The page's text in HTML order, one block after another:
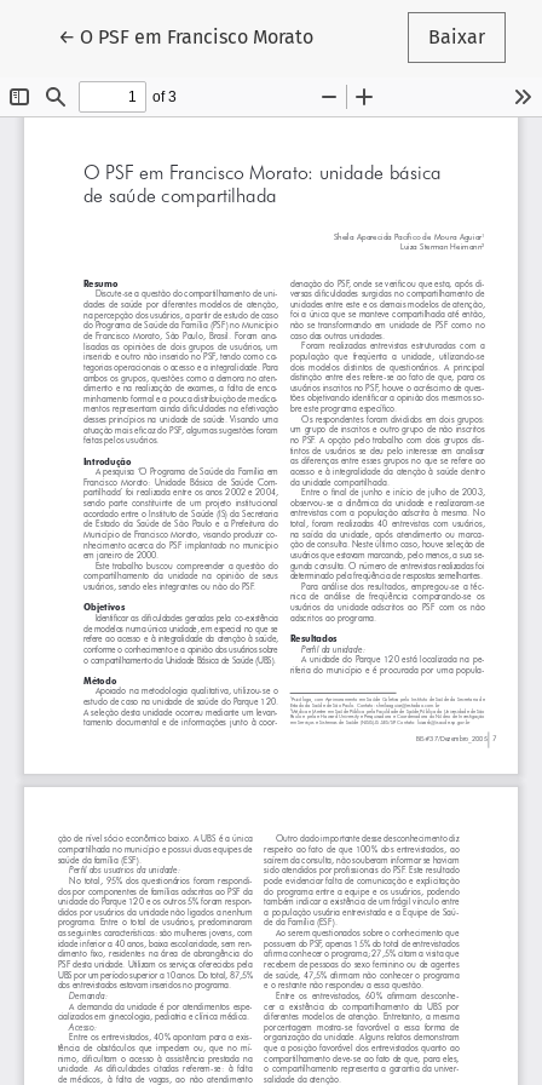
← Voltar aos Detalhes do Artigo
O PSF em Francisco Morato Baixar